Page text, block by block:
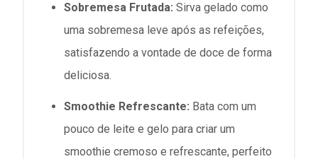
Sobremesa Frutada: Sirva gelado como
uma sobremesa leve após as refeições,
satisfazendo a vontade de doce de forma
deliciosa.
Smoothie Refrescante: Bata com um
pouco de leite e gelo para criar um
smoothie cremoso e refrescante, perfeito